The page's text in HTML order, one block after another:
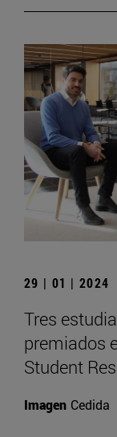
29 | 01 | 2024
Tres
premiados
Student
Imagen Cedida